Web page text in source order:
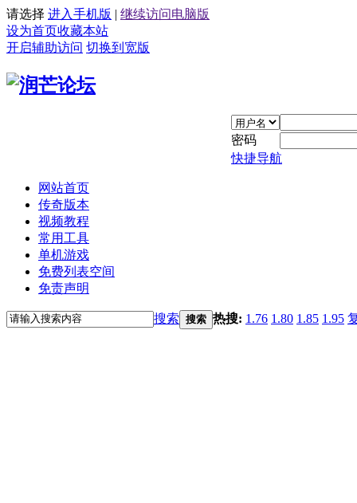
请选择 进入手机版 | 继续访问电脑版
设为首页收藏本站
开启辅助访问 切换到宽版
密码
快捷导航
网站首页
传奇版本
视频教程
常用工具
单机游戏
免费列表空间
免责声明
搜索 搜索 热搜: 1.76 1.80 1.85 1.95